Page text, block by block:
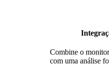
Combine o
com uma análise